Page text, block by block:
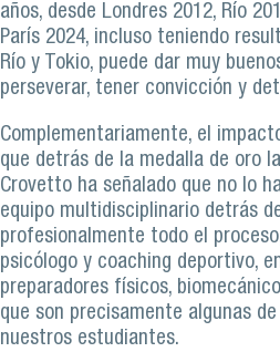
años, desde Londres 2012, Río
París 2024, incluso teniendo
Río y Tokio, puede dar muy
perseverar, tener convicción y
Complementariamente, el
que detrás de la medalla de oro
Crovetto ha señalado que no lo
equipo multidisciplinario detrás
profesionalmente todo el
psicólogo y coaching deportivo,
preparadores físicos,
que son precisamente algunas
nuestros estudiantes.